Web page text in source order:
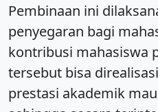
Pembinaan ini
penyegaran bagi
kontribusi mahasiswa
tersebut bisa
prestasi akademik